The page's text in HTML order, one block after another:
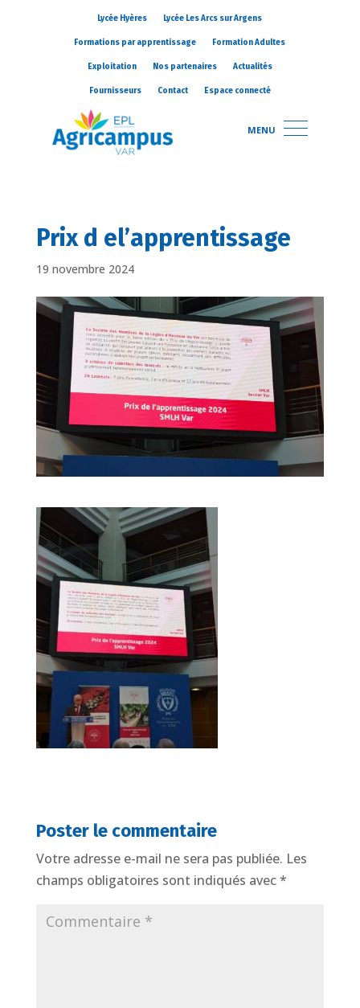
Lycée Hyères Lycée Les Arcs sur Argens
Formations par apprentissage Formation Adultes
Exploitation Nos partenaires Actualités
Fournisseurs Contact Espace connecté
MENU
Prix d el’apprentissage
19 novembre 2024
Poster le commentaire
Votre adresse e-mail ne sera pas publiée. Les
champs obligatoires sont indiqués avec*